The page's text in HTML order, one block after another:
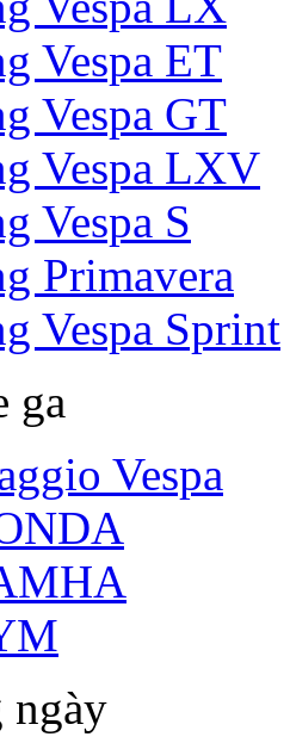
Vespa ET
Vespa GT
Vespa LXV
Vespa S
Primavera
Vespa Sprint
ga
Vespa
ngày